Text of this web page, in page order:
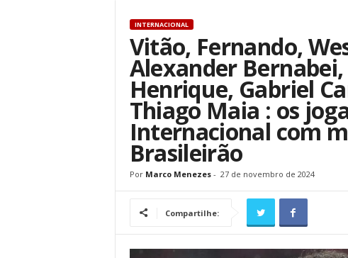
INTERNACIONAL
Vitão, Fernando,
Alexander
Henrique, Gabriel
Thiago Maia : os
Internacional com
Brasileirão
Por Marco Menezes- 27 de novembro de 2024
Compartilhe: